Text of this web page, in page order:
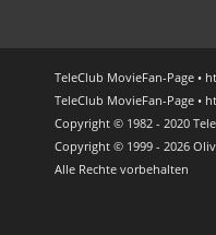
TeleClub MovieFan-Page •
TeleClub MovieFan-Page •
Copyright © 1982 - 2020
Copyright © 1999 - 2026
Alle Rechte vorbehalten